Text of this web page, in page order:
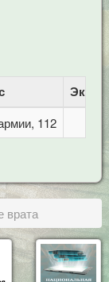
112
врата